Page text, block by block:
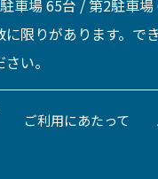
車場 65台 / 第2駐車
に限りがあります。で
さい。
ご利用にあたって